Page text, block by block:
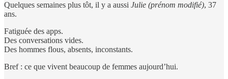
Quelques semaines plus tôt, il y a aussi Julie (prénom modifié), 37
ans.
Fatiguée des apps.
Des conversations vides.
Des hommes flous, absents, inconstants.
Bref : ce que vivent beaucoup de femmes aujourd’hui.